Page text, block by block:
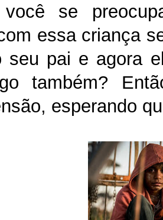
você se
essa criança
seu pai e agora
também?
esperando